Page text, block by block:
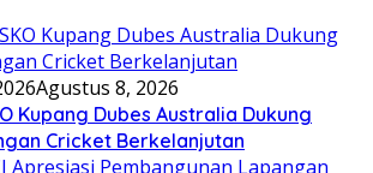
Agustus 8, 2026
Kupang Dubes Australia Dukung
Cricket Berkelanjutan